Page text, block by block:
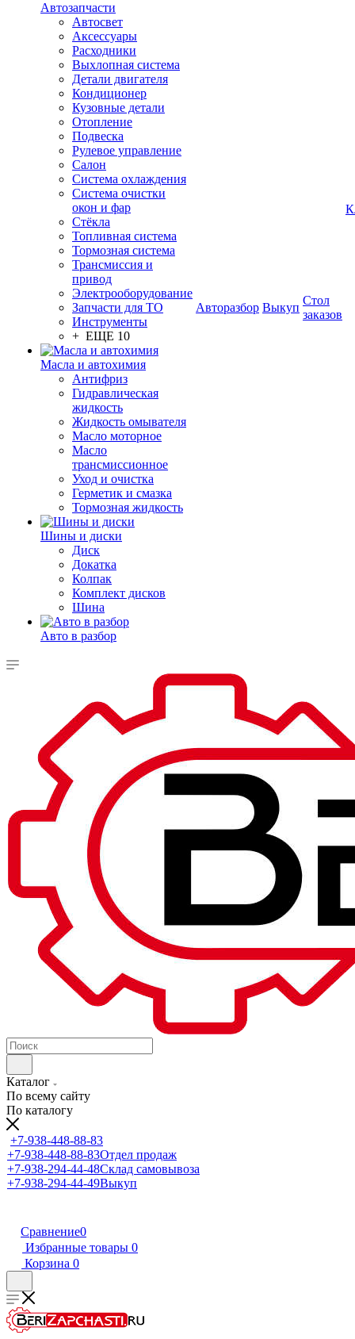
Автозапчасти
Автосвет
Аксессуары
Расходники
Выхлопная система
Детали двигателя
Кондиционер
Кузовные детали
Отопление
Подвеска
Рулевое управление
Салон
Система охлаждения
Система очистки
окон и фар
Стёкла
Топливная система
Тормозная система
Трансмиссия и
привод
Электрооборудование
Запчасти для ТО
Инструменты
+ ЕЩЕ 10
Масла и автохимия
Антифриз
Гидравлическая
жидкость
Жидкость омывателя
Масло моторное
Масло
трансмиссионное
Уход и очистка
Герметик и смазка
Тормозная жидкость
Шины и диски
Диск
Докатка
Колпак
Комплект дисков
Шина
Авто в разбор
Авторазбор Выкуп
Стол
заказов
Каталог
По всему сайту
По каталогу
+7-938-448-88-83
+7-938-448-88-83Отдел продаж
+7-938-294-44-48Склад самовывоза
+7-938-294-44-49Выкуп
Сравнение0
Избранные товары 0
Корзина 0